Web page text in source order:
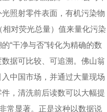
照射零件表面，有机污染物
对荧光总量）值来量化污染
“干净与否”转化为精确的数
据可比较、可追溯。佛山翁
中国市场，并通过大量现场
，清洗前后读数可以大幅提
常显著。正是这种以数据说